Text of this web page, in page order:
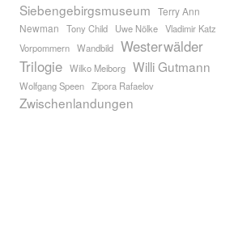
Siebengebirgsmuseum Terry Ann
Newman
Tony Child Uwe Nölke Vladimir Katz
Vorpommern Wandbild Westerwälder
Trilogie Wilko Meiborg Willi Gutmann
Wolfgang Speen Zipora Rafaelov
Zwischenlandungen